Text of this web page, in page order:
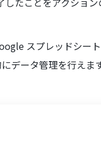
スプレッドシー
データ管理を行えま